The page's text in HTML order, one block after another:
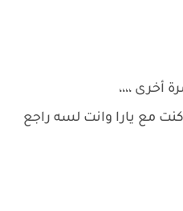
أخرى ،،،،
مع يارا وانت لسه راجع